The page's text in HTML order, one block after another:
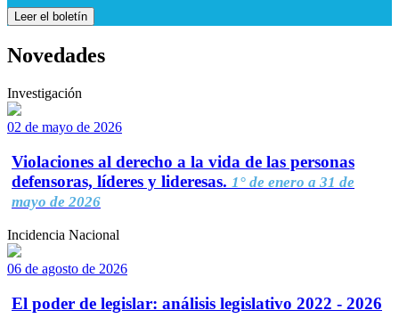
Leer el boletín
Novedades
Investigación
02 de mayo de 2026
Violaciones al derecho a la vida de las personas
defensoras, líderes y lideresas. 1° de enero a 31 de
mayo de 2026
Incidencia Nacional
06 de agosto de 2026
El poder de legislar: análisis legislativo 2022 - 2026